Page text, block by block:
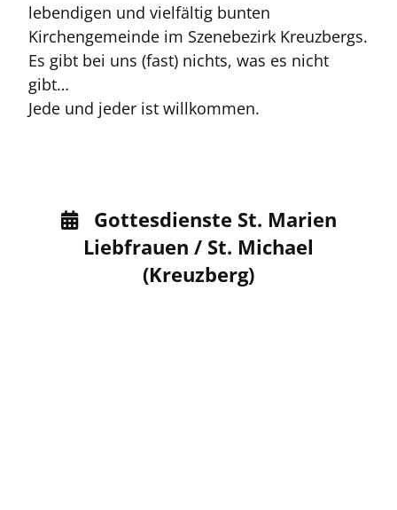
lebendigen und vielfältig bunten
Kirchengemeinde im Szenebezirk Kreuzbergs.
Es gibt bei uns (fast) nichts, was es nicht
gibt…
Jede und jeder ist willkommen.
Gottesdienste St. Marien
Liebfrauen / St. Michael
(Kreuzberg)